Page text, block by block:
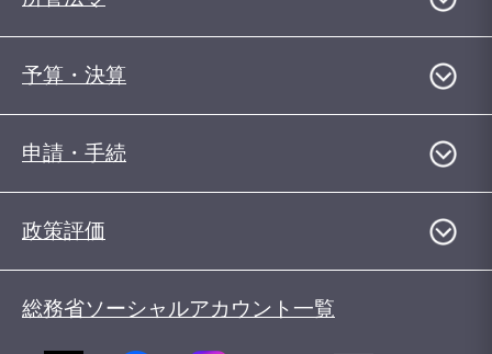
予算・決算
申請・手続
政策評価
総務省ソーシャルアカウント一覧